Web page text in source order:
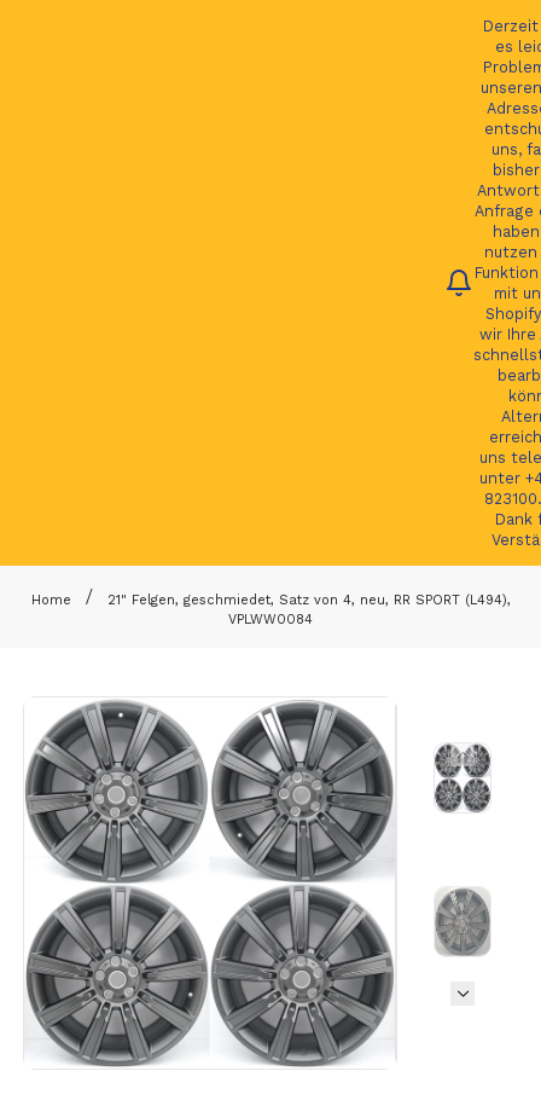
es
uns,
Antwort
Anfrage
nutzen
mit
wir Ihre
uns
unter
Dank
Home
21" Felgen, geschmiedet, Satz von 4, neu, RR SPORT (L494),
VPLWW0084